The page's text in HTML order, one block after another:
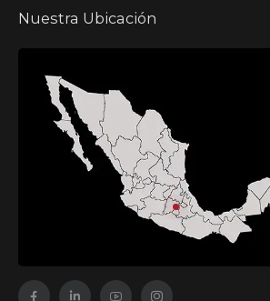
Nuestra Ubicación